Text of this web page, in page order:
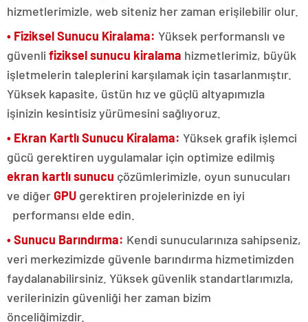
hizmetlerimizle, web siteniz her zaman erişilebilir olur.
• Fiziksel Sunucu Kiralama: Yüksek performanslı ve
güvenli fiziksel sunucu kiralama hizmetlerimiz, büyük
işletmelerin taleplerini karşılamak için tasarlanmıştır.
Yüksek kapasite, üstün hız ve güçlü altyapımızla
işinizin kesintisiz yürümesini sağlıyoruz.
• Ekran Kartlı Sunucu Kiralama: Yüksek grafik işlemci
gücü gerektiren uygulamalar için optimize edilmiş
ekran kartlı sunucu çözümlerimizle, oyun sunucuları
ve diğerGPU gerektiren projelerinizde en iyi
performansı elde edin.
• Sunucu Barındırma: Kendi sunucularınıza sahipseniz,
veri merkezimizde güvenle barındırma hizmetimizden
faydalanabilirsiniz. Yüksek güvenlik standartlarımızla,
verilerinizin güvenliği her zaman bizim
önceliğimizdir.